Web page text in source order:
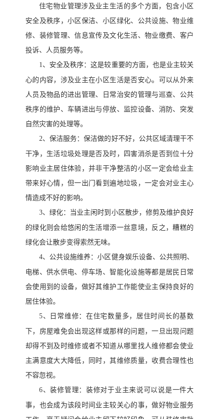
住宅物业管理涉及业主生活的多个方面，包含小区
安全及秩序，小区保洁、小区绿化、公共设施、物业维
修、装修管理、信息宣传及文化生活、物业缴费、客户
投诉、人员服务等。
1、 安全及秩序：这是较重要的方面，也是业主较关
心的内容，涉及业主在小区生活是否安心。可以从外来
人员及物品的进出管理、日常治安的管理与巡查、公共
秩序的维护、车辆进出与停放、监控设备、消防、突发
自然灾害的处理等。
2、保洁服务：保洁做的好不好，公共区域清理干不
干净，生活垃圾处理是否及时，四害消杀是否到位十分
影响业主居住体验，并非干净整洁的小区一定会给业主
带来好心情，但一出门看到遍地垃圾，一定会对业主心
情造成不好的影响。
3、绿化：当业主闲时到小区散步，修剪及维护良好
的绿化则会给悠闲的生活增添一丝意境，反之，糟糕的
绿化会让散步变得索然无味。
4、 公共设施维养：小区健身娱乐设备、公共照明、
电梯、供水供电、停车场、智能化设施等都是居民日常
会使用到的设备，做好其维护工作能使业主保持良好的
居住体验。
5、
日常维修：在住宅数量多，居住时间长的基数
下，房屋难免会出现这样或那样的问题，一旦出现问题
却得不到及时维修或者不知道从哪里找人维修都会使业
主满意度大大降低，同时，其维修质量，收费合理性也
不容忽视。
6、装修管理：装修对于业主来说可以说是一件大
事，也会成为该段时间业主较关心的事，做好物业服务